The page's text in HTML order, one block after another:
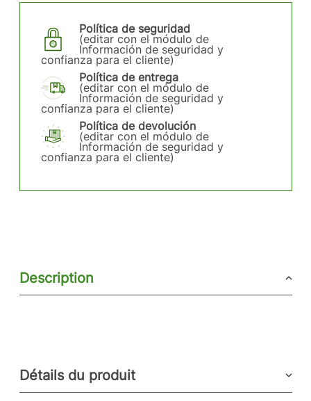
Política de seguridad
(editar con el módulo de
Información de seguridad y
confianza para el cliente)
Política de entrega
(editar con el módulo de
Información de seguridad y
confianza para el cliente)
Política de devolución
(editar con el módulo de
Información de seguridad y
confianza para el cliente)
Description
Détails du produit